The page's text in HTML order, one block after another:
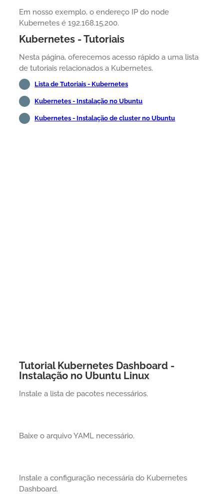
Em nosso exemplo, o endereço IP do node
Kubernetes é 192.168.15.200.
Kubernetes - Tutoriais
Nesta página, oferecemos acesso rápido a uma lista
de tutoriais relacionados a Kubernetes.
Lista de Tutoriais - Kubernetes
Kubernetes - Instalação no Ubuntu
Kubernetes - Instalação de cluster no Ubuntu
Tutorial Kubernetes Dashboard -
Instalação no Ubuntu Linux
Instale a lista de pacotes necessários.
Baixe o arquivo YAML necessário.
Instale a configuração necessária do Kubernetes
Dashboard.